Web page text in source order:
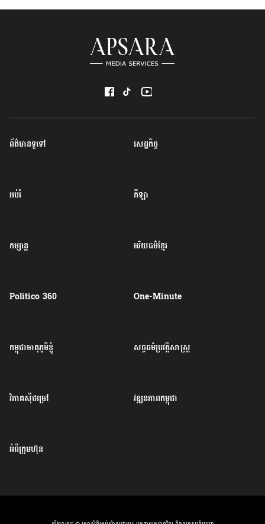
ព័ត៌មានទូទៅ សេដ្ឋកិច្ច
អប់រំ កីឡា
កម្សាន្ត អរិយធម៌ខ្មែរ
Politico 360 One-Minute
កម្ពុជាមាតុភូមិខ្ញុំ សច្ចធម៌ប្រវត្តិសាស្ត្រ
វិភាគសុីជម្រៅ វឌ្ឍនភាពកម្ពុជា
អំពីក្រុមហ៊ុន